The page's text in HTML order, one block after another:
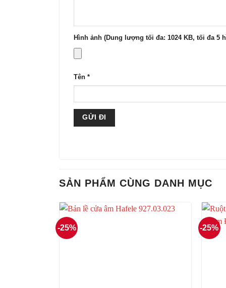
Hình ảnh (Dung lượng tối đa: 1024 KB, tối đa 5
Tên *
SẢN PHẨM CÙNG DANH MỤC
-25% -25%